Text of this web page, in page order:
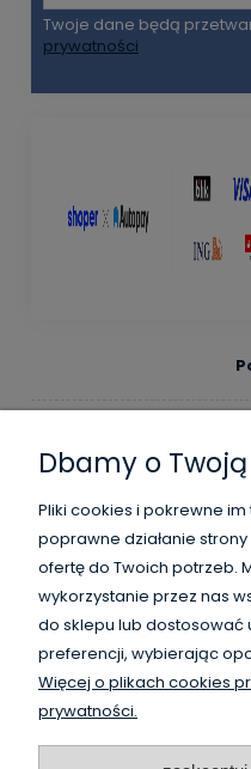
Twoje dane będą
prywatności
WysokiSklad.pl jest
Dbamy o
Pliki cookies i pokrewne
poprawne działanie
ofertę do Twoich potrzeb.
wykorzystanie przez nas
do sklepu lub dostosować
preferencji, wybierając
Więcej o plikach cookies
prywatności.